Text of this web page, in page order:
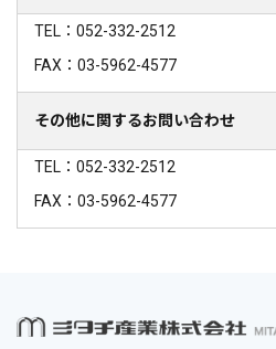
TEL：052-332-2512
FAX：03-5962-4577
その他に関するお問い合わせ
TEL：052-332-2512
FAX：03-5962-4577